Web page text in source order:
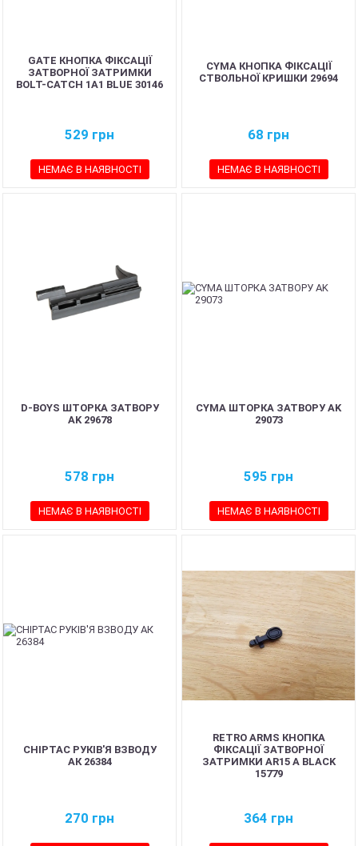
GATE КНОПКА ФІКСАЦІЇ
ЗАТВОРНОЇ ЗАТРИМКИ
BOLT-CATCH 1A1 BLUE 30146
529 грн
НЕМАЄ В НАЯВНОСТІ
CYMA КНОПКА ФІКСАЦІЇ
СТВОЛЬНОЇ КРИШКИ 29694
68 грн
НЕМАЄ В НАЯВНОСТІ
D-BOYS ШТОРКА ЗАТВОРУ
AK 29678
578 грн
НЕМАЄ В НАЯВНОСТІ
CYMA ШТОРКА ЗАТВОРУ AK
29073
595 грн
НЕМАЄ В НАЯВНОСТІ
CHIPTAC РУКІВ'Я ВЗВОДУ
АК 26384
270 грн
RETRO ARMS КНОПКА
ФІКСАЦІЇ ЗАТВОРНОЇ
ЗАТРИМКИ AR15 A BLACK
15779
364 грн